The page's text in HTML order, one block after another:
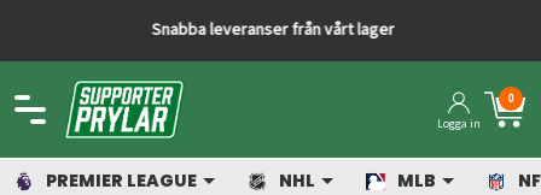
Snabba leveranser från vårt lager
Logga in
0
PREMIER LEAGUE NHL MLB